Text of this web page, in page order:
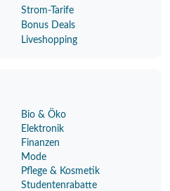
Strom-Tarife
Bonus Deals
Liveshopping
Bio & Öko
Elektronik
Finanzen
Mode
Pflege & Kosmetik
Studentenrabatte